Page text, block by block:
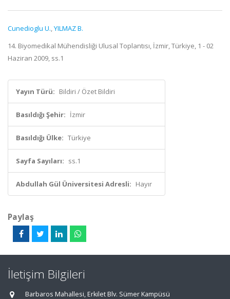
Cunedioglu U.,YILMAZ B.
14. Biyomedikal Mühendisliği Ulusal Toplantısı, İzmir, Türkiye, 1 - 02
Haziran 2009, ss.1
Yayın Türü: Bildiri / Özet Bildiri
Basıldığı Şehir: İzmir
Basıldığı Ülke: Türkiye
Sayfa Sayıları: ss.1
Abdullah Gül Üniversitesi Adresli: Hayır
Paylaş
İletişim Bilgileri
Barbaros Mahallesi, Erkilet Blv. Sümer Kampüsü